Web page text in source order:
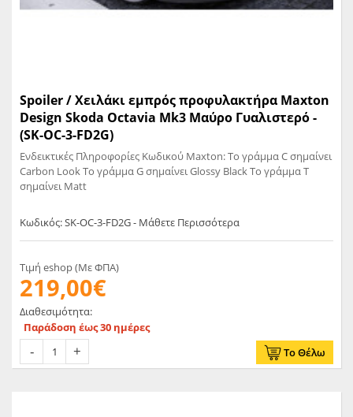
Spoiler / Χειλάκι εμπρός προφυλακτήρα Maxton
Design Skoda Octavia Mk3 Μαύρο Γυαλιστερό -
(SK-OC-3-FD2G)
Ενδεικτικές Πληροφορίες Κωδικού Maxton: Το γράμμα C σημαίνει
Carbon Look Το γράμμα G σημαίνει Glossy Black Το γράμμα T
σημαίνει Matt
Κωδικός: SK-OC-3-FD2G - Μάθετε Περισσότερα
Τιμή eshop (Με ΦΠΑ)
219,00€
Διαθεσιμότητα:
Παράδοση έως 30 ημέρες
Το Θέλω